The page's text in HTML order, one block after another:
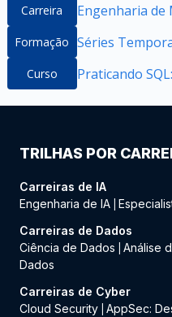
Carreira Engenharia de
Formação Séries
Curso Praticando
TRILHAS POR
Carreiras de IA
Engenharia de IA
Carreiras de Dados
Ciência de Dados
Análise
Dados
Carreiras de Cyber
Cloud Security AppSec: